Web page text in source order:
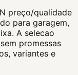
preço/qualidade
para garagem,
A selecao
promessas
variantes e